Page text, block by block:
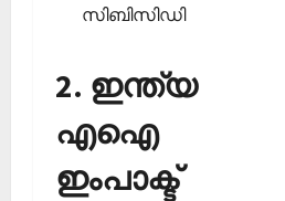
സിബിസിഡി
2. ഇന്ത്യ
എഐ
ഇംപാക്ട്